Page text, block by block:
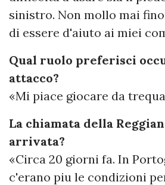
sinistro. Non mollo mai
di essere d'aiuto ai miei
Qual ruolo preferisci
attacco?
«Mi piace giocare da
La chiamata della
arrivata?
«Circa 20 giorni fa. In
c'erano piu le condizioni